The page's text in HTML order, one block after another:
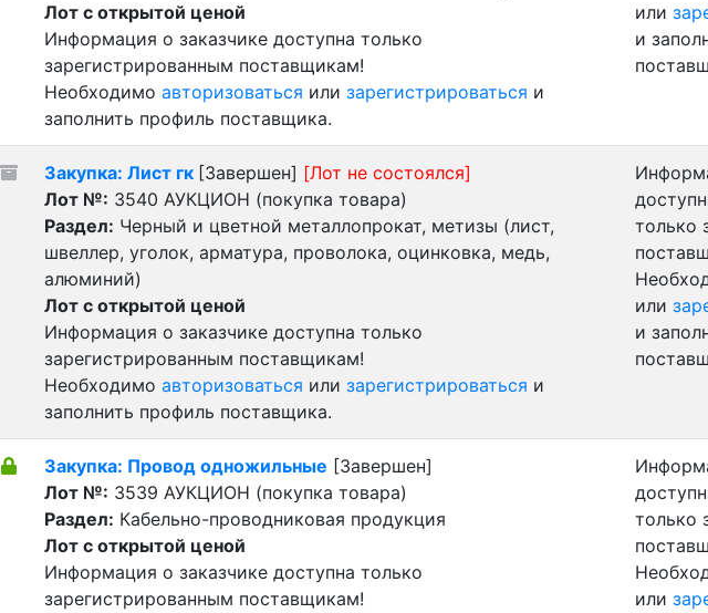
Лот с открытой ценой
Информация о заказчике доступна только
зарегистрированным поставщикам!
Необходимо авторизоваться или зарегистрироваться и
заполнить профиль поставщика.
или
и
Закупка: Лист гк [Завершен] [Лот не состоялся]
Лот №: 3540 АУКЦИОН (покупка товара)
Раздел: Черный и цветной металлопрокат, метизы (лист,
швеллер, уголок, арматура, проволока, оцинковка, медь,
алюминий)
Лот с открытой ценой
Информация о заказчике доступна только
зарегистрированным поставщикам!
Необходимо авторизоваться или зарегистрироваться и
заполнить профиль поставщика.
только
или
и
Закупка: Провод одножильные [Завершен]
Лот №: 3539 АУКЦИОН (покупка товара)
Раздел: Кабельно-проводниковая продукция
Лот с открытой ценой
Информация о заказчике доступна только
зарегистрированным поставщикам!
только
или